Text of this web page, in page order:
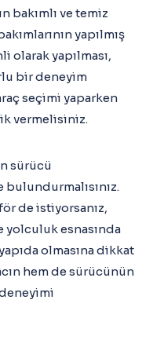
bakımlı ve temiz
yapılmış
olarak yapılması,
bir deneyim
seçimi yaparken
vermelisiniz.
sürücü
de istiyorsanız,
esnasında
olmasına dikkat
hem de sürücünün